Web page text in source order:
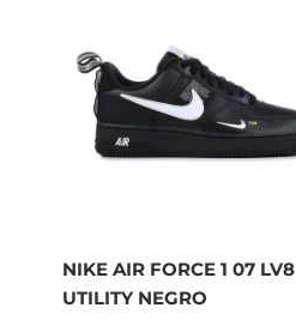
NIKE AIR FORCE 1 07 LV8
UTILITY NEGRO